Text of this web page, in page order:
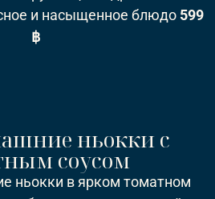
и насыщенное блюдо 599
฿
ньокки с
соусом
ньокки в ярком томатном